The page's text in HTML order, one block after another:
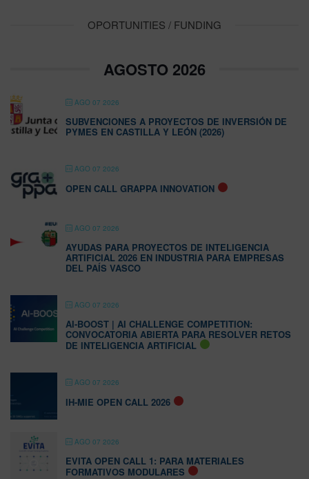
OPORTUNITIES / FUNDING
AGOSTO 2026
AGO 07 2026
SUBVENCIONES A PROYECTOS DE INVERSIÓN DE
PYMES EN CASTILLA Y LEÓN (2026)
AGO 07 2026
OPEN CALL GRAPPA INNOVATION
AGO 07 2026
AYUDAS PARA PROYECTOS DE INTELIGENCIA
ARTIFICIAL 2026 EN INDUSTRIA PARA EMPRESAS
DEL PAÍS VASCO
AGO 07 2026
AI-BOOST | AI CHALLENGE COMPETITION:
CONVOCATORIA ABIERTA PARA RESOLVER RETOS
DE INTELIGENCIA ARTIFICIAL
AGO 07 2026
IH-MIE OPEN CALL 2026
AGO 07 2026
EVITA OPEN CALL 1: PARA MATERIALES
FORMATIVOS MODULARES